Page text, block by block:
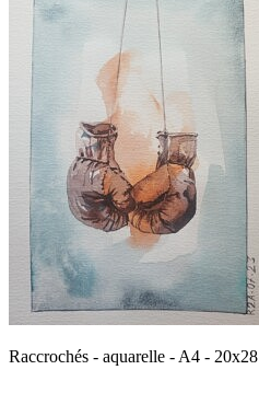
Raccrochés - aquarelle - A4 - 20x28